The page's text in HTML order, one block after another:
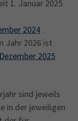
1. Januar 2025
2024 . ‎
Jahr 2026 ist
2025
sind jeweils
in der jeweiligen